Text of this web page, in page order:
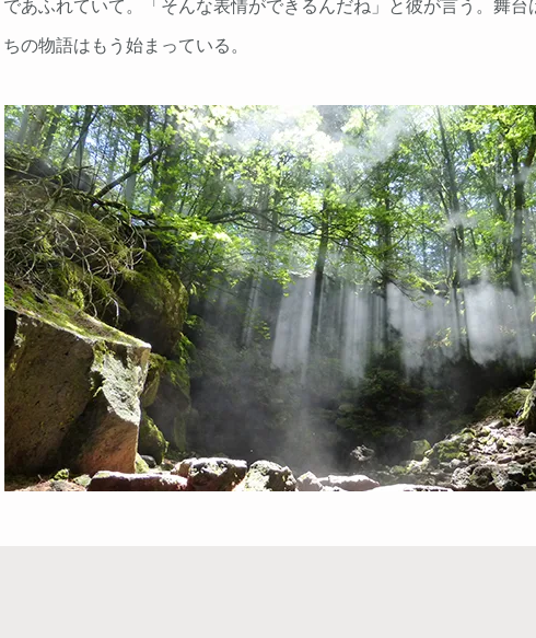
であふれていて。「そんな表情ができるんだね」と彼が言う。 舞台
ちの物語はもう始まっている。